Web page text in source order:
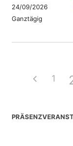
24/09/2026
Ganztägig
1